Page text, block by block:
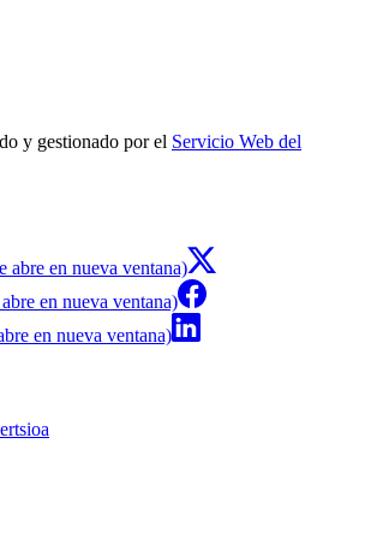
y gestionado por el Servicio Web del
abre en nueva ventana)
en nueva ventana)
en nueva ventana)